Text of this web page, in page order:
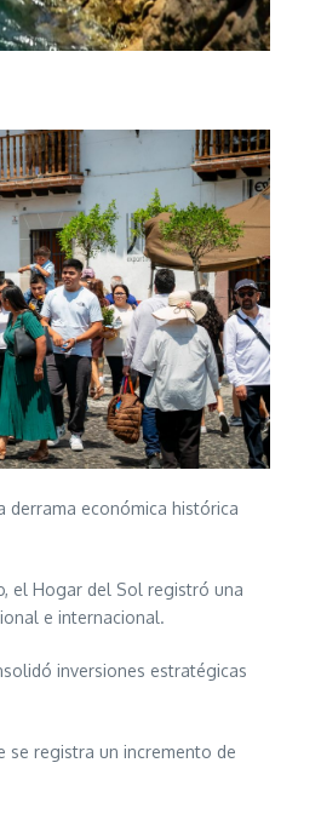
derrama económica histórica
el Hogar del Sol registró una
e internacional.
inversiones estratégicas
se registra un incremento de